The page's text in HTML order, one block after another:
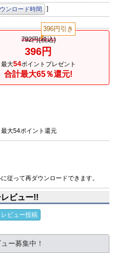
ンロード時間
]
792円(税込)
396円引き
396円
最大54ポイントプレゼント
合計最大65％還元!
大54ポイント還元
従って再ダウンロードできます。
ビュー!!
レビュー投稿
ー募集中！